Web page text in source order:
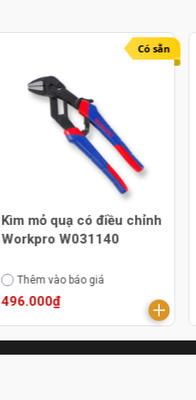
Có sẵn
Kìm mỏ quạ có điều chỉnh
Workpro W031140
Thêm vào báo giá
496.000₫